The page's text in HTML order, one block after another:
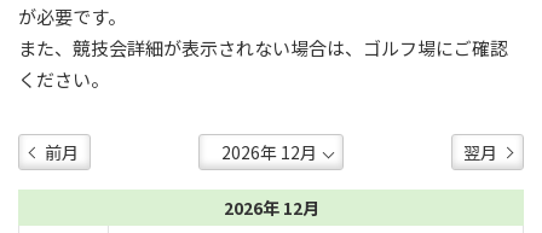
が必要です。
また、競技会詳細が表示されない場合は、ゴルフ場にご確認
ください。
前月 翌月
2026年 12月